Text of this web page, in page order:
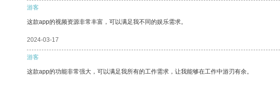
游客
这款app的视频资源非常丰富，可以满足我不同的娱乐需求。
2024-03-17
游客
这款app的功能非常强大，可以满足我所有的工作需求，让我能够在工作中游刃有余。